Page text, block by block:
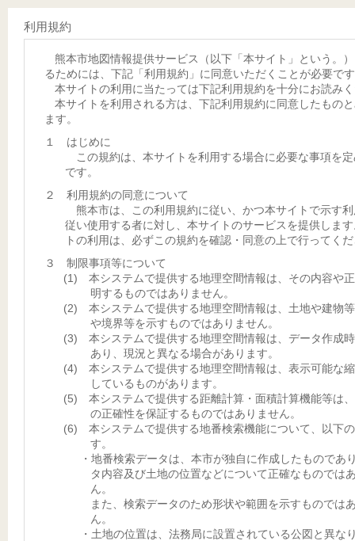
利用規約
熊本市地図情報提供サービス（以下「本サイト」という。
るためには、下記「利用規約」に同意いただくことが必要です
本サイトの利用に当たっては下記利用規約を十分にお読み
本サイトを利用される方は、下記利用規約に同意したもの
ます。
１ はじめに
この規約は、本サイトを利用する場合に必要な事項を
です。
２ 利用規約の同意について
熊本市は、この利用規約に従い、かつ本サイトで示す
従い使用する者に対し、本サイトのサービスを提供しま
トの利用は、必ずこの規約を確認・同意の上で行ってく
３ 制限事項等について
(1) 本システムで提供する地理空間情報は、その内容や
明するものではありません。
(2) 本システムで提供する地理空間情報は、土地や建物
や境界等を示すものではありません。
(3) 本システムで提供する地理空間情報は、データ作成
あり、現況と異なる場合があります。
(4) 本システムで提供する地理空間情報は、表示可能な
しているものがあります。
(5) 本システムで提供する距離計算・面積計算機能等は
の正確性を保証するものではありません。
(6) 本システムで提供する地番検索機能について、以下
す。
・地番検索データは、本市が独自に作成したものであ
タ内容及び土地の位置などについて正確なものでは
ん。
また、検索データのため形状や範囲を示すものでは
ん。
・土地の位置は、法務局に設置されている公図と異な